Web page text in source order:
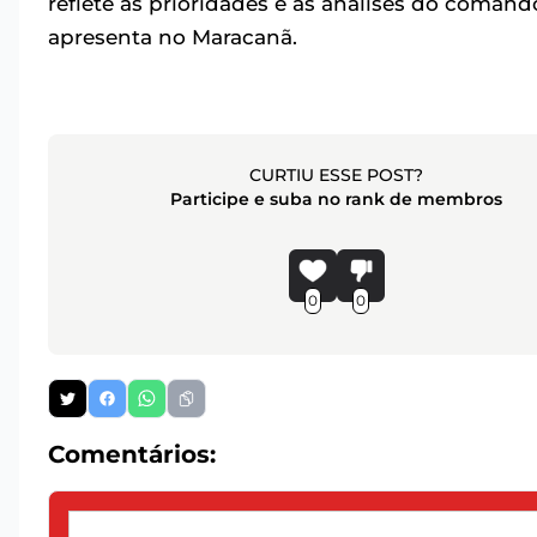
apresenta no Maracanã.
CURTIU ESSE POST?
Participe e suba no rank de membros
0 0
Comentários: